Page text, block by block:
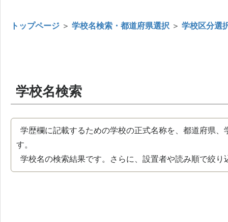
トップページ ＞ 学校名検索・都道府県選択 ＞ 学校区分選
学校名検索
学歴欄に記載するための学校の正式名称を、都道府県
す。
学校名の検索結果です。さらに、設置者や読み順で絞り